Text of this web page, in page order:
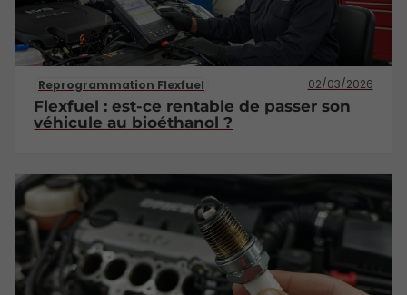
Reprogrammation Flexfuel 02/03/2026
Flexfuel : est-ce rentable de passer son
véhicule au bioéthanol ?